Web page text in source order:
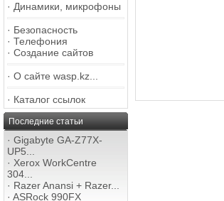
· Динамики, микрофоны
· Безопасность
· Телефония
· Создание сайтов
· О сайте wasp.kz...
· Каталог ссылок
Последние статьи
· Gigabyte GA-Z77X-
UP5...
· Xerox WorkCentre
304...
· Razer Anansi + Razer...
· ASRock 990FX